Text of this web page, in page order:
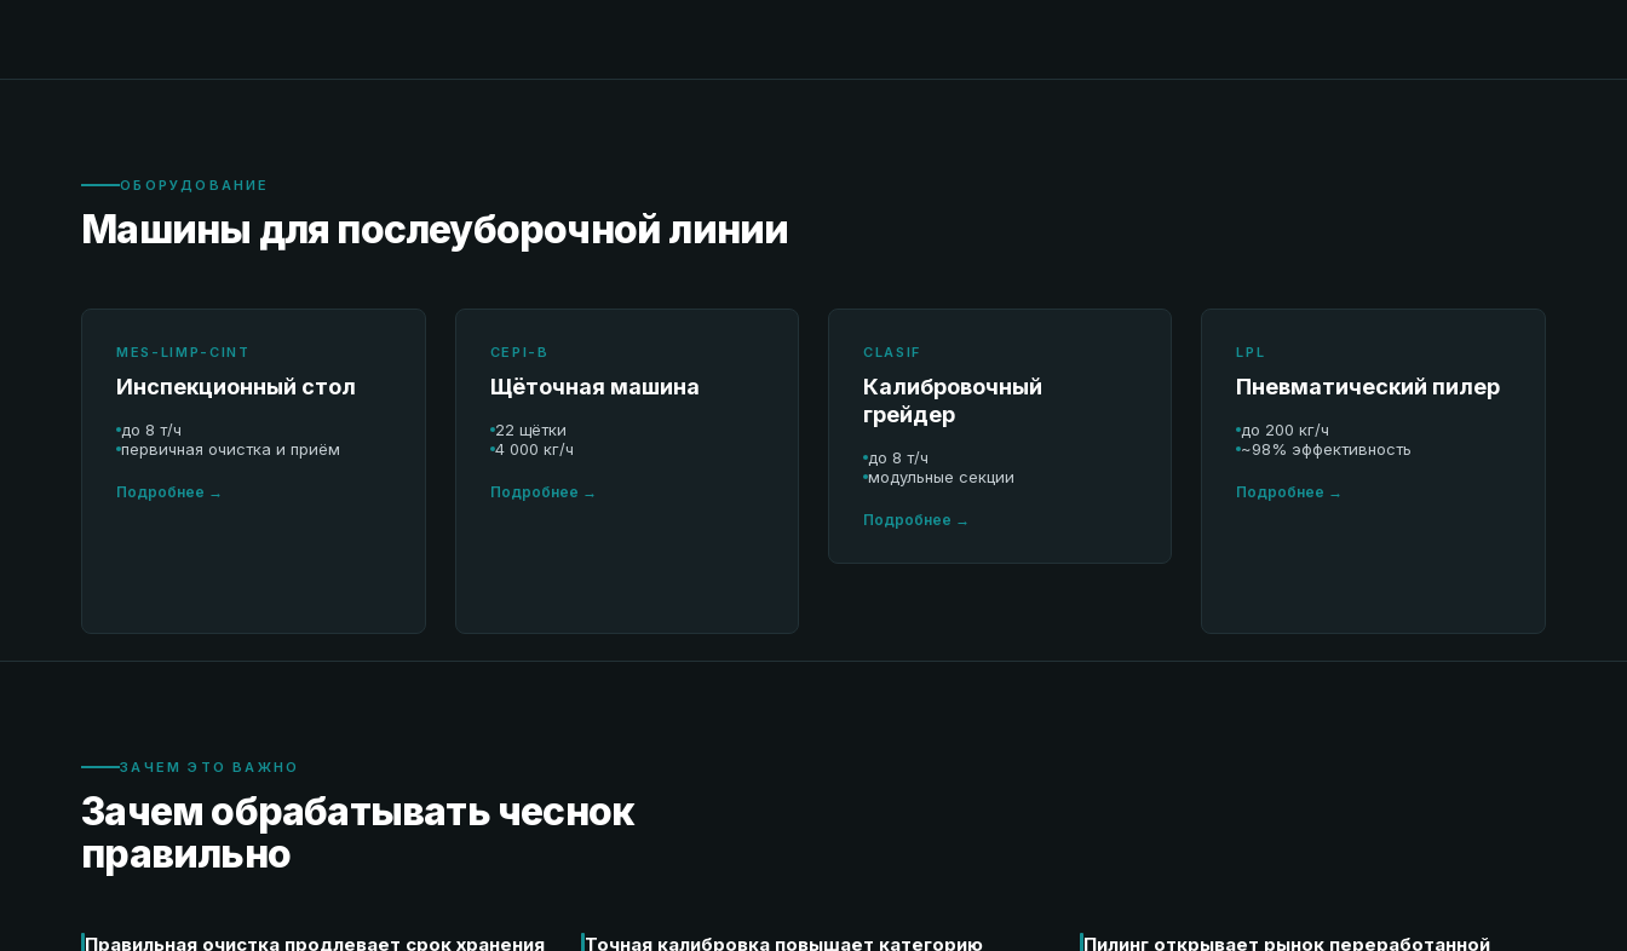
ОБОРУДОВАНИЕ
Машины для послеуборочной линии
MES-LIMP-CINT
Инспекционный стол
до 8 т/ч
первичная очистка и приём
Подробнее →
CEPI-B
Щёточная машина
22 щётки
4 000 кг/ч
Подробнее →
CLASIF
Калибровочный
грейдер
до 8 т/ч
модульные секции
Подробнее →
LPL
Пневматический пилер
до 200 кг/ч
~98% эффективность
Подробнее →
ЗАЧЕМ ЭТО ВАЖНО
Зачем обрабатывать чеснок
правильно
Правильная очистка продлевает срок хранения
Точная калибровка повышает категорию
Пилинг открывает рынок переработанной